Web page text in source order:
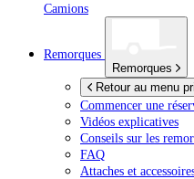
Camions
Remorques
Remorques
Retour au menu
Commencer une
Vidéos explicatives
Conseils sur les
FAQ
Attaches et